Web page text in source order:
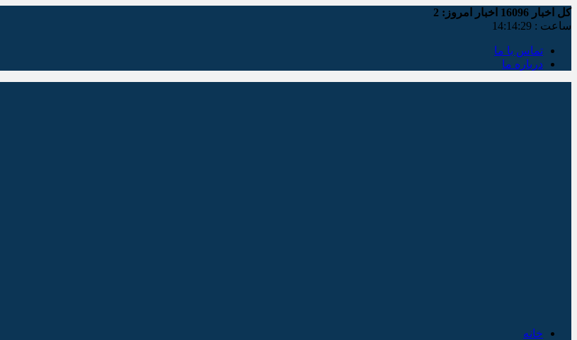
کل اخبار اخبار امروز: 2
ساعت : 14:14:30
تماس با ما
درباره ما
خانه